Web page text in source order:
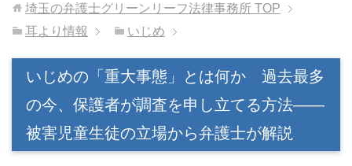
埼玉の弁護士グリーンリーフ法律事務所 TOP
耳より情報
いじめ
いじめの「重大事態」とは何か 過去最多
の今、保護者が調査を申し立てる方法――
被害児童生徒の立場から弁護士が解説